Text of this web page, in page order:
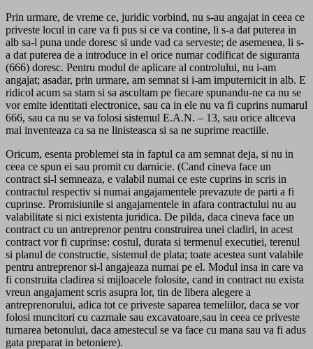
Prin urmare, de vreme ce, juridic vorbind, nu s-au angajat in ceea ce
priveste locul in care va fi pus si ce va contine, li s-a dat puterea in
alb sa-l puna unde doresc si unde vad ca serveste; de asemenea, li s-
a dat puterea de a introduce in el orice numar codificat de siguranta
(666) doresc. Pentru modul de aplicare al controlului, nu i-am
angajat; asadar, prin urmare, am semnat si i-am imputernicit in alb. E
ridicol acum sa stam si sa ascultam pe fiecare spunandu-ne ca nu se
vor emite identitati electronice, sau ca in ele nu va fi cuprins numarul
666, sau ca nu se va folosi sistemul E.A.N. – 13, sau orice altceva
mai inventeaza ca sa ne linisteasca si sa ne suprime reactiile.
Oricum, esenta problemei sta in faptul ca am semnat deja, si nu in
ceea ce spun ei sau promit cu darnicie. (Cand cineva face un
contract si-l semneaza, e valabil numai ce este cuprins in scris in
contractul respectiv si numai angajamentele prevazute de parti a fi
cuprinse. Promisiunile si angajamentele in afara contractului nu au
valabilitate si nici existenta juridica. De pilda, daca cineva face un
contract cu un antreprenor pentru construirea unei cladiri, in acest
contract vor fi cuprinse: costul, durata si termenul executiei, terenul
si planul de constructie, sistemul de plata; toate acestea sunt valabile
pentru antreprenor si-l angajeaza numai pe el. Modul insa in care va
fi construita cladirea si mijloacele folosite, cand in contract nu exista
vreun angajament scris asupra lor, tin de libera alegere a
antreprenorului, adica tot ce priveste saparea temeliilor, daca se vor
folosi muncitori cu cazmale sau excavatoare,sau in ceea ce priveste
turnarea betonului, daca amestecul se va face cu mana sau va fi adus
gata preparat in betoniere).